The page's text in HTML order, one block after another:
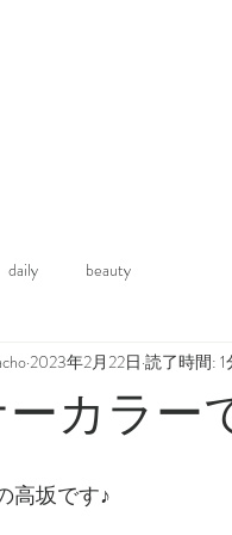
daily beauty
カラー
2023年2月22日 読了時間: 1
高坂です♪